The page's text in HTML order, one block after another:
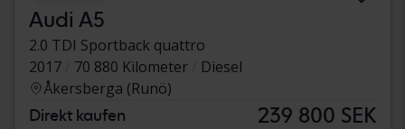
Audi A5
2.0 TDI Sportback quattro
2017
70 880 Kilometer
Diesel
Åkersberga (Runö)
Direkt kaufen 239 800 SEK